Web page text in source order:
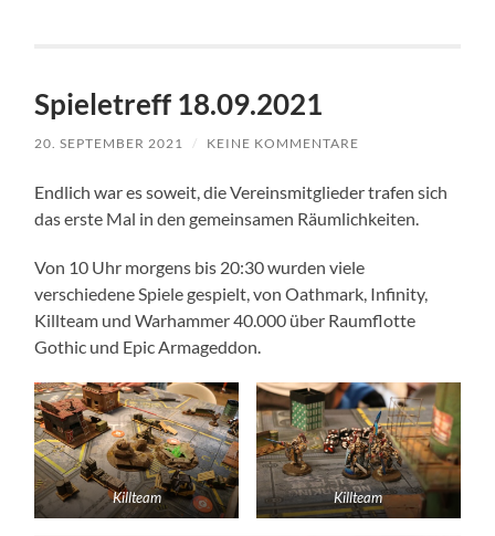
Spieletreff 18.09.2021
20. SEPTEMBER 2021 / KEINE KOMMENTARE
Endlich war es soweit, die Vereinsmitglieder trafen sich
das erste Mal in den gemeinsamen Räumlichkeiten.
Von 10 Uhr morgens bis 20:30 wurden viele
verschiedene Spiele gespielt, von Oathmark, Infinity,
Killteam und Warhammer 40.000 über Raumflotte
Gothic und Epic Armageddon.
Killteam Killteam